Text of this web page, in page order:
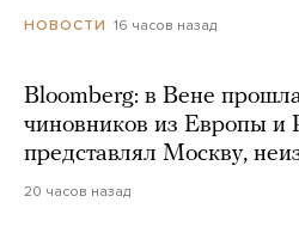
НОВОСТИ 16 часов назад
Bloomberg: в Вене
чиновников из Европы и
представлял Москву,
20 часов назад